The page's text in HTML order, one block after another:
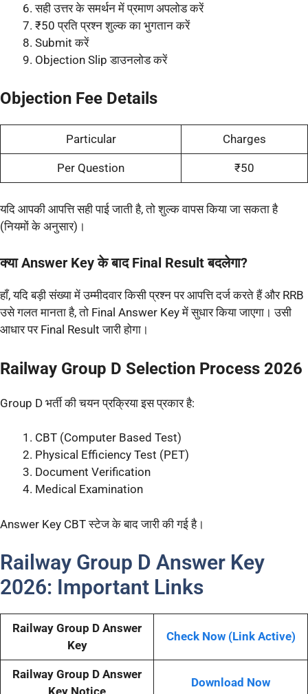
सही उत्तर के समर्थन में प्रमाण अपलोड करें
₹50 प्रति प्रश्न शुल्क का भुगतान करें
Submit करें
Objection Slip डाउनलोड करें
Objection Fee Details
Particular Charges
Per Question ₹50
यदि आपकी आपत्ति सही पाई जाती है, तो शुल्क वापस किया जा सकता है
(नियमों के अनुसार)।
क्या Answer Key के बाद Final Result बदलेगा?
हाँ, यदि बड़ी संख्या में उम्मीदवार किसी प्रश्न पर आपत्ति दर्ज करते हैं और RRB
उसे गलत मानता है, तो Final Answer Key में सुधार किया जाएगा। उसी
आधार पर Final Result जारी होगा।
Railway Group D Selection Process 2026
Group D भर्ती की चयन प्रक्रिया इस प्रकार है:
CBT (Computer Based Test)
Physical Efficiency Test (PET)
Document Verification
Medical Examination
Answer Key CBT स्टेज के बाद जारी की गई है।
Railway Group D Answer Key
2026: Important Links
Railway Group D Answer
Key
Check Now (Link Active)
Railway Group D Answer
Download Now